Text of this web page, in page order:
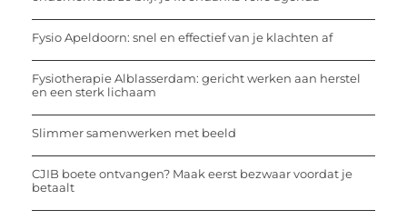
Fysio Apeldoorn: snel en effectief van je klachten af
Fysiotherapie Alblasserdam: gericht werken aan herstel
en een sterk lichaam
Slimmer samenwerken met beeld
CJIB boete ontvangen? Maak eerst bezwaar voordat je
betaalt